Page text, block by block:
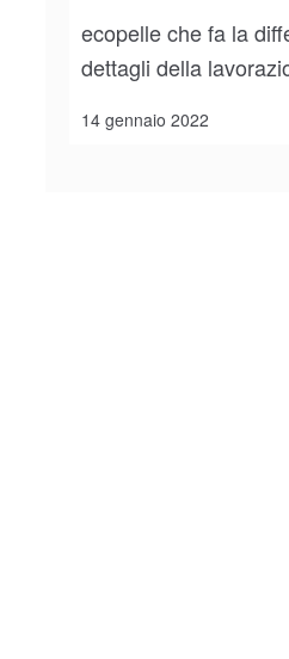
14 gennaio 2022
ecopelle che fa la
dettagli della